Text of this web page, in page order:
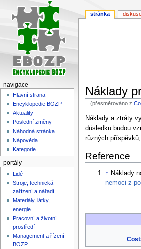
Náklady
(přesměrováno z
Skočit
na
navigaci
Skočit
na
vyhledávání
Náklady a ztráty
důsledku budou
různých
Reference
↑ Náklady
nemoci-z-
stránka
navigace
Hlavní strana
Encyklopedie BOZP
Aktuality
Poslední změny
Náhodná stránka
Nápověda
Kategorie
portály
Lidé
Stroje, technická
zařízení a nářadí
Materiály, látky,
energie
Pracovní a životní
prostředí
Management a řízení
BOZP